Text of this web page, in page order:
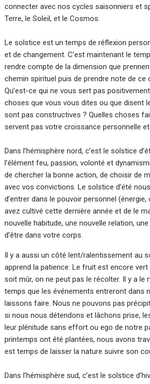
connecter avec nos cycles saisonniers et
Terre, le Soleil, et le Cosmos.
Le solstice est un temps de réflexion
et de changement. C’est maintenant le
rendre compte de la dimension que
chemin spirituel puis de prendre note de ce
Qu’est-ce qui ne vous sert pas
choses que vous vous dites ou que disent
sont pas constructives ? Quelles choses
servent pas votre croissance personnelle
Dans l’hémisphère nord, c’est le solstice
l’élément feu, passion, volonté et
de chercher la bonne action, de choisir de
avec vos convictions. Le solstice d’été
d’entrer dans le pouvoir personnel
avez cultivé cette dernière année et de le
nouvelle habitude, une nouvelle relation,
d’être dans votre corps.
Il y a aussi un côté lent/ralentissement au
apprend la patience. Le fruit est encore vert
soit mûr, on ne peut pas le récolter. Il y a le
temps que les événements entreront dans
laissons faire. Nous ne pouvons pas
si nous nous détendons et lâchons prise,
leur plénitude sans effort ou ego de notre
printemps ont été plantées, nous avons
est temps de laisser la nature suivre son
Dans l’hémisphère sud, c’est le solstice